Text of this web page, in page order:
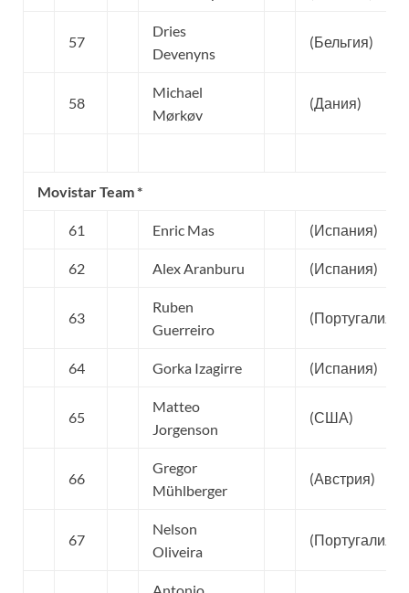
57
Dries
Devenyns
(Бельгия)
58
Michael
Mørkøv
(Дания)
Movistar Team *
61 Enric Mas (Испания)
62 Alex Aranburu (Испания)
63
Ruben
Guerreiro
(Португалия)
64 Gorka Izagirre (Испания)
65
Matteo
Jorgenson
(США)
66
Gregor
Mühlberger
(Австрия)
67
Nelson
Oliveira
(Португалия)